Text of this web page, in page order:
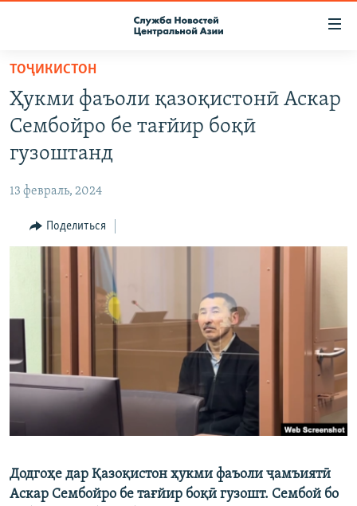
Вернуться
основному
содержанию
главной
навигации
Вернутся
О ПРОЕКТЕ
ПОДПИСКА
КОНТАКТЫ
НАСТОЯЩЕЕ ВРЕМЯ
МИГРАНТ МЕДИА
ТОҶИКИСТОН
Ҳукми фаъоли қазоқистонӣ Аскар
Сембойро бе тағйир боқӣ
гузоштанд
13 февраль, 2024
Поделиться
Додгоҳе дар Қазоқистон ҳукми фаъоли ҷамъиятӣ
Аскар Сембойро бе тағйир боқӣ гузошт. Сембой бо